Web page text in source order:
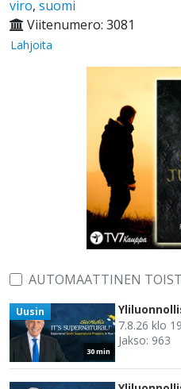
viro, suomi
Viitenumero: 3081
Lahjoita
AUTOMAATTINEN
30 min
Uusin
7.8.26 klo
Jakso: 963